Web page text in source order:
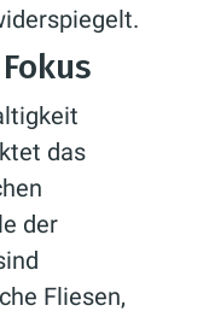
das
der
Fliesen,